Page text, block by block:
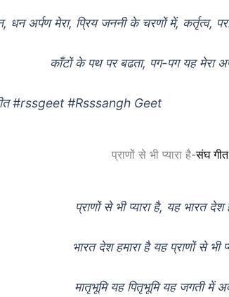
धन अर्पण मेरा, प्रिय जननी के चरणों में, कर्तृत्व,
काँटों के पथ पर बढता, पग-पग यह मेरा
#rssgeet #Rsssangh Geet
प्राणों से भी प्यारा है-संघ गीत
प्राणों से भी प्यारा है, यह भारत देश
भारत देश हमारा है यह प्राणों से भी
मातृभूमि यह पितृभूमि यह जगती में